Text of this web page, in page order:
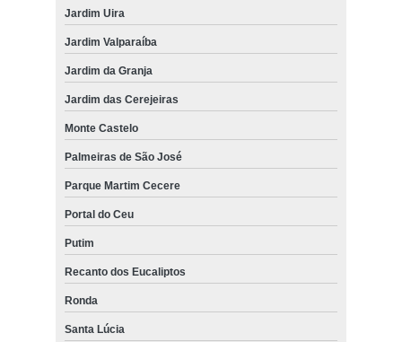
Jardim Uira
Jardim Valparaíba
Jardim da Granja
Jardim das Cerejeiras
Monte Castelo
Palmeiras de São José
Parque Martim Cecere
Portal do Ceu
Putim
Recanto dos Eucaliptos
Ronda
Santa Lúcia